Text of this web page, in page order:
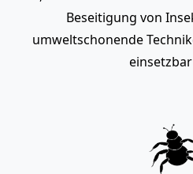
Beseitigung von
umweltschonende